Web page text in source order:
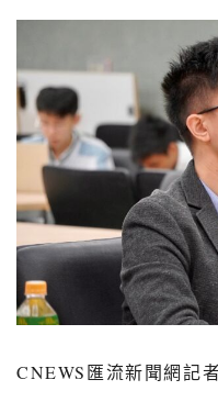
CNEWS匯流新聞網記